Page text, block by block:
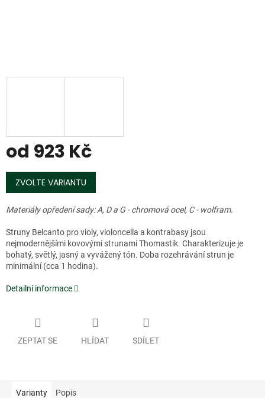
od 923 Kč
Měrná
cena:
ZVOLTE VARIANTU
Materiály opředení sady: A, D a G - chromová ocel, C - wolfram.
Struny Belcanto pro violy, violoncella a kontrabasy jsou
nejmodernějšími kovovými strunami Thomastik. Charakterizuje je
bohatý, světlý, jasný a vyvážený tón. Doba rozehrávání strun je
minimální (cca 1 hodina).
Detailní informace
ZEPTAT SE HLÍDAT SDÍLET
Varianty Popis